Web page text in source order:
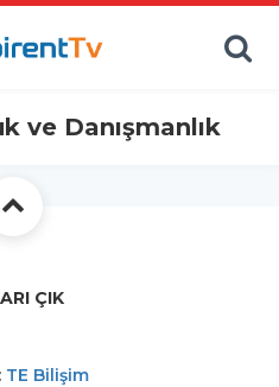
ve Danışmanlık
ÇIK
TE Bilişim